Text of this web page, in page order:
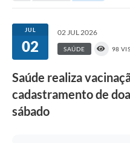
JUL
02
02 JUL 2026
SAÚDE 98
Saúde realiza
cadastramento de
sábado